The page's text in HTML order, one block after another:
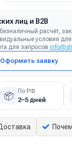
лиц и B2B
расчёт,
условия
для запросов
Оформить заявку
📦 По РФ
2–5 дней